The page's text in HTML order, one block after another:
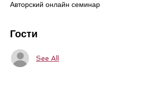
Авторский онлайн семинар
Гости
See All